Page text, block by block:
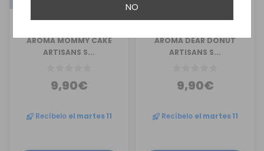
NO
DROPS
AROMA MOMMY CAKE
ARTISANS S...
9,90€
Recíbelo el martes 11
DROPS
AROMA DEAR DONUT
ARTISANS S...
9,90€
Recíbelo el martes 11